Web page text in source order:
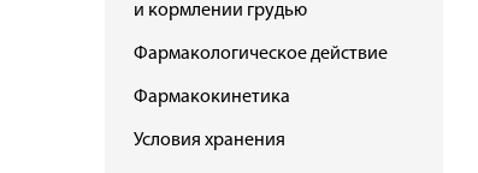
и кормлении грудью
Фармакологическое действие
Фармакокинетика
Условия хранения